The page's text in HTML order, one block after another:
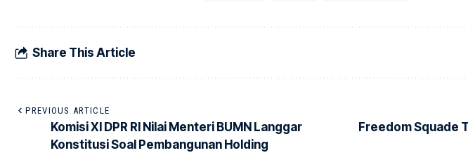
Share This Article
PREVIOUS ARTICLE
Komisi XI DPR RI Nilai Menteri BUMN Langgar
Konstitusi Soal Pembangunan Holding
Freedom Squade